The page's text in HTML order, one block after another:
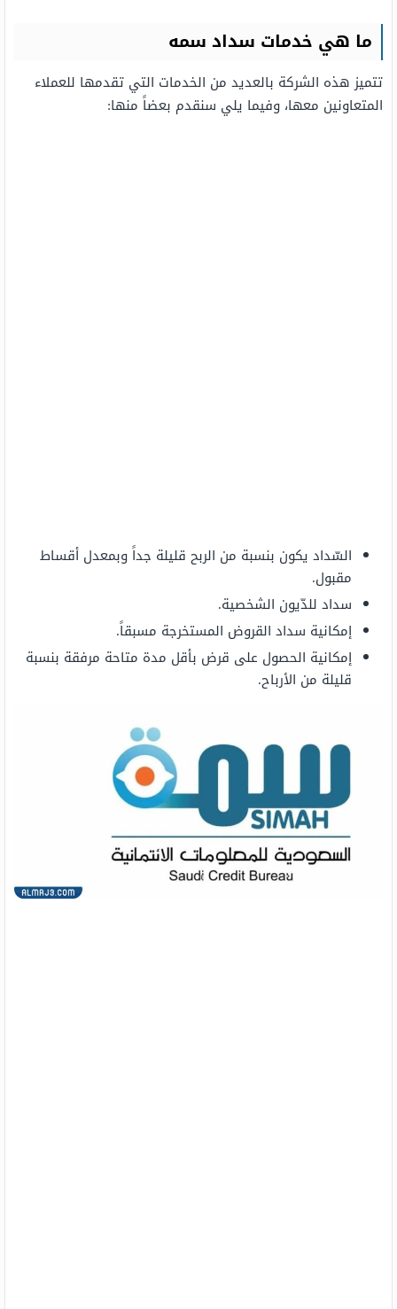
ما هي خدمات سداد سمه
تتميز هذه الشركة بالعديد من الخدمات التي تقدمها للعملاء
المتعاونين معها، وفيما يلي سنقدم بعضاً منها:
السّداد يكون بنسبة من الربح قليلة جداً وبمعدل أقساط
مقبول.
سداد للدّيون الشخصية.
إمكانية سداد القروض المستخرجة مسبقاً.
إمكانية الحصول على قرض بأقل مدة متاحة مرفقة بنسبة
قليلة من الأرباح.